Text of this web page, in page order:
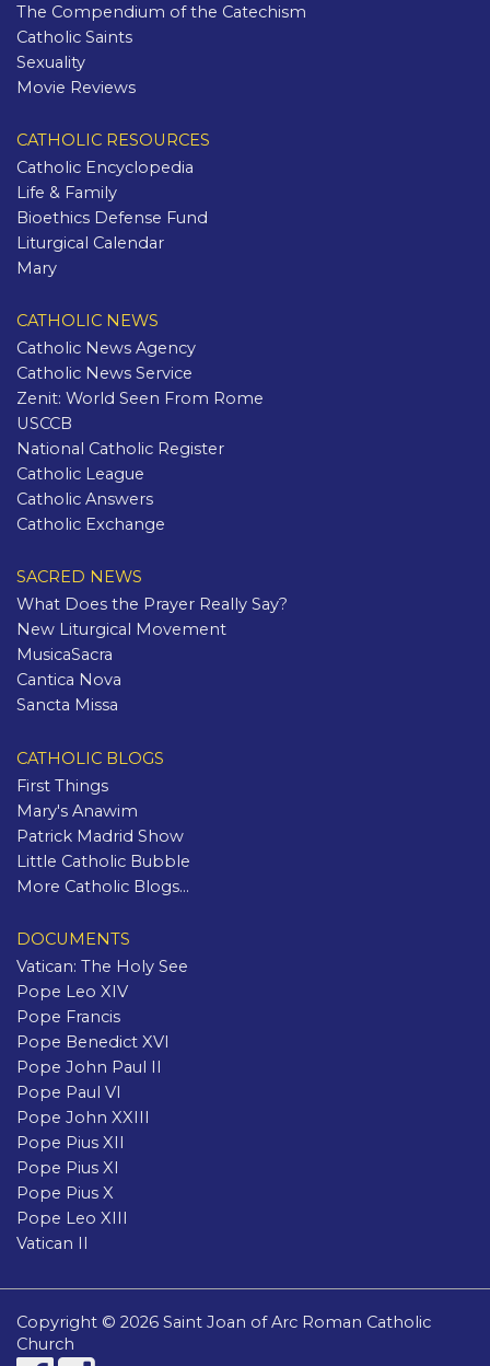
The Compendium of the Catechism
Catholic Saints
Sexuality
Movie Reviews
CATHOLIC RESOURCES
Catholic Encyclopedia
Life & Family
Bioethics Defense Fund
Liturgical Calendar
Mary
CATHOLIC NEWS
Catholic News Agency
Catholic News Service
Zenit: World Seen From Rome
USCCB
National Catholic Register
Catholic League
Catholic Answers
Catholic Exchange
SACRED NEWS
What Does the Prayer Really Say?
New Liturgical Movement
MusicaSacra
Cantica Nova
Sancta Missa
CATHOLIC BLOGS
First Things
Mary's Anawim
Patrick Madrid Show
Little Catholic Bubble
More Catholic Blogs...
DOCUMENTS
Vatican: The Holy See
Pope Leo XIV
Pope Francis
Pope Benedict XVI
Pope John Paul II
Pope Paul VI
Pope John XXIII
Pope Pius XII
Pope Pius XI
Pope Pius X
Pope Leo XIII
Vatican II
Copyright © 2026 Saint Joan of Arc Roman Catholic
Church